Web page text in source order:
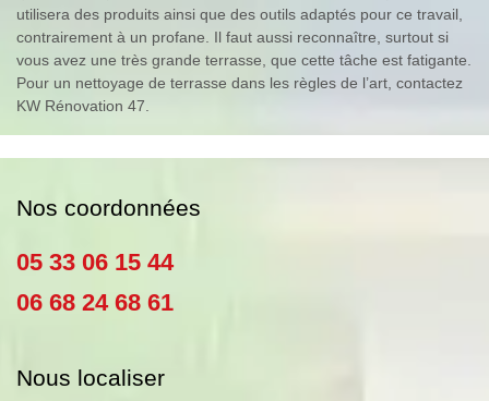
utilisera des produits ainsi que des outils adaptés pour ce travail,
contrairement à un profane. Il faut aussi reconnaître, surtout si
vous avez une très grande terrasse, que cette tâche est fatigante.
Pour un nettoyage de terrasse dans les règles de l’art, contactez
KW Rénovation 47.
Nos coordonnées
05 33 06 15 44
06 68 24 68 61
Nous localiser